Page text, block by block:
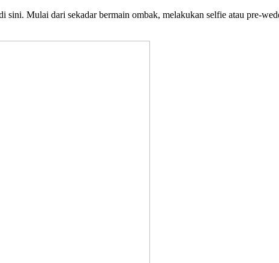
sini. Mulai dari sekadar bermain ombak, melakukan selfie atau pre-